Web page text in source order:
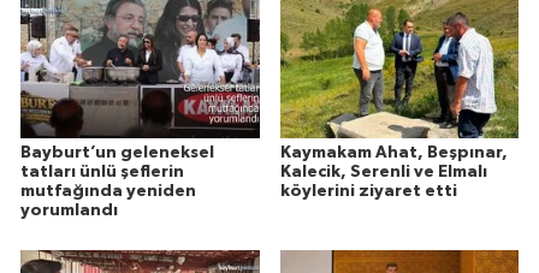
Bayburt’un geleneksel
tatları ünlü şeflerin
mutfağında yeniden
yorumlandı
Kaymakam Ahat, Beşpınar,
Kalecik, Serenli ve Elmalı
köylerini ziyaret etti